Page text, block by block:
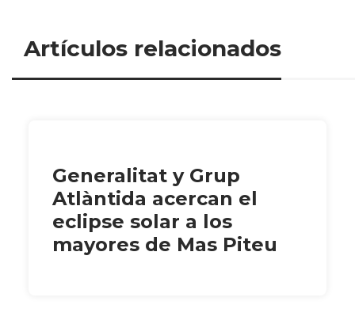
Artículos relacionados
Generalitat y Grup
Atlàntida acercan el
eclipse solar a los
mayores de Mas Piteu